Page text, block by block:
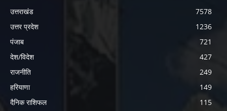
उत्तराखंड
7578
उत्तर प्रदेश
1236
पंजाब
721
देश/विदेश
427
राजनीति
249
हरियाणा
149
दैनिक राशिफल
115